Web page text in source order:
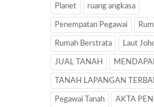
Planet ruang angkasa
Penempatan Pegawai
Rumah Berstrata Laut
JUAL TANAH
TANAH LAPANGAN
Pegawai Tanah AKTA